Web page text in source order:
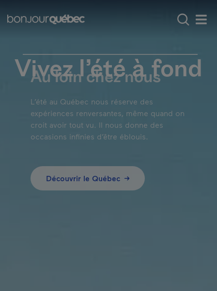
Main navigation -
Découvrir le Québec Vivez l’été à fond
Vivez l’été à fond
​​​​​Au loin chez nous
L’été au Québec nous réserve des
expériences renversantes, même quand on
croit avoir tout vu. Il nous donne des
occasions infinies d’être éblouis.
​​​​​​​​​Découvrir le Québec